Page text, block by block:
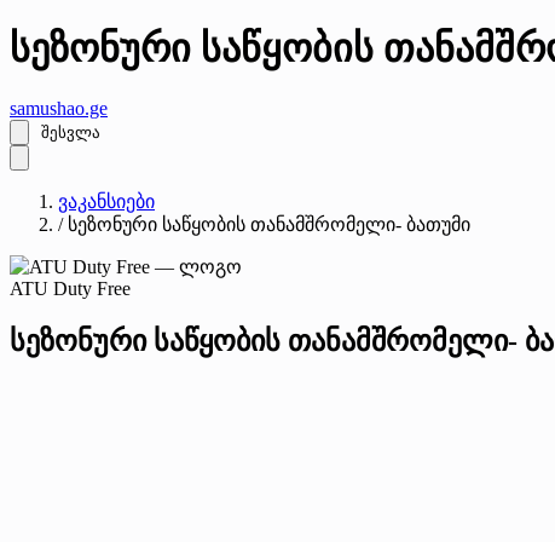
სეზონური საწყობის
samushao.ge
შესვლა
ვაკანსიები
/ სეზონური საწყობის თანამშრომელი- ბათუმი
ATU Duty Free
სეზონური საწყობის თანამშრომელი-